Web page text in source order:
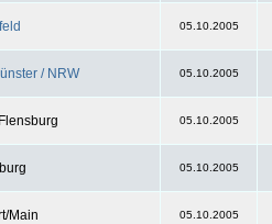
05.10.2005
/ NRW 05.10.2005
05.10.2005
05.10.2005
Main 05.10.2005